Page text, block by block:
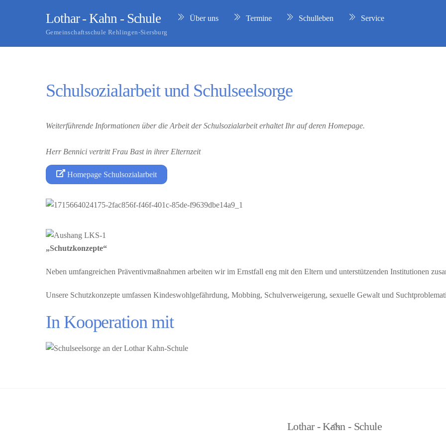
Lothar - Kahn - Schule
Gemeinschaftsschule Rehlingen-Siersburg
Über uns Termine Schulleben Service
Schulsozialarbeit und Schulseelsorge
Weiterführende Informationen über die Arbeit der Schulsozialarbeit erhaltet Ihr auf deren Homepage.
Herr Bennici vertritt Frau Bast in ihrer Elternzeit
Homepage Schulsozialarbeit
„Schutzkonzepte“
Neben umfangreichen Präventivmaßnahmen arbeiten wir im Ernstfall eng mit den Eltern und unterstützenden Institutionen
Unsere Schutzkonzepte umfassen Kindeswohlgefährdung, Mobbing, Schulverweigerung, sexuelle Gewalt und
In Kooperation mit
Back
Lothar - Kahn - Schule